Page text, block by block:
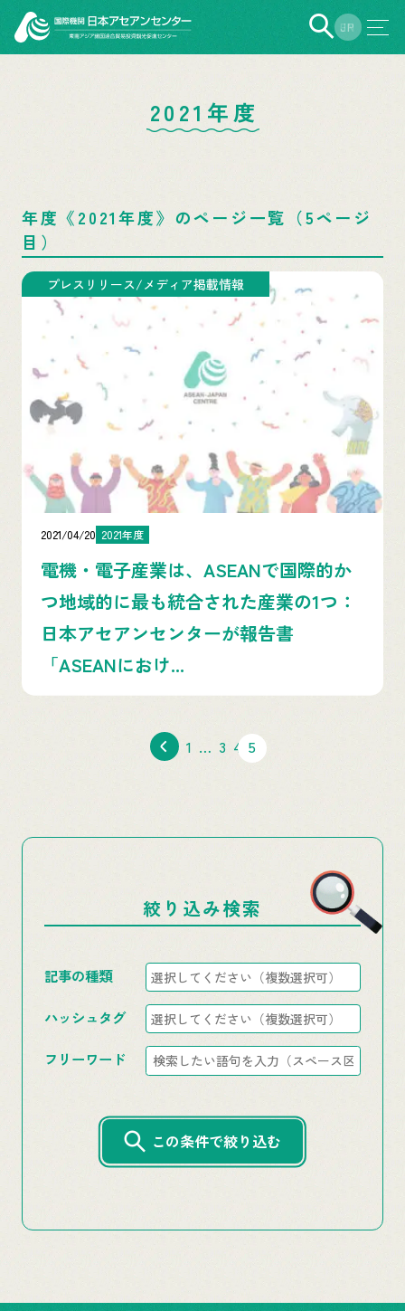
EN
JP
2021年度
年度《2021年度》のページ一覧（5ページ
目）
プレスリリース/メディア掲載情報
2021/04/20 2021年度
電機・電子産業は、ASEANで国際的か
つ地域的に最も統合された産業の1つ：
日本アセアンセンターが報告書
「ASEANにおけ...
1 … 3 4 5
絞り込み検索
記事の種類
ハッシュタグ
フリーワード
この条件で絞り込む